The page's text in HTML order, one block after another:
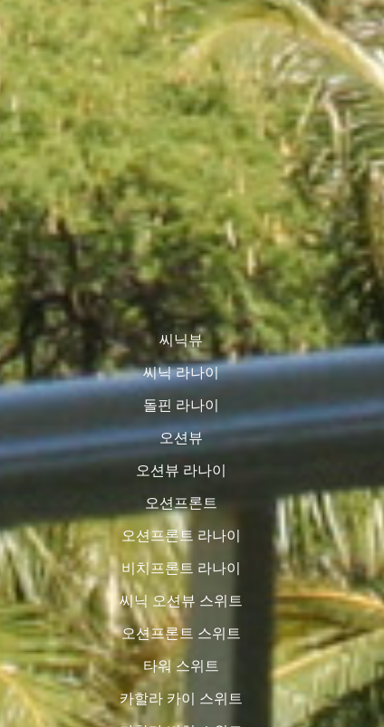
씨닉뷰
씨닉 라나이
돌핀 라나이
오션뷰
오션뷰 라나이
오션프론트
오션프론트 라나이
비치프론트 라나이
씨닉 오션뷰 스위트
오션프론트 스위트
타워 스위트
카할라 카이 스위트